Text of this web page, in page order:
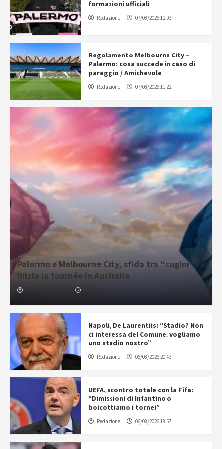
formazioni ufficiali
Redazione 07/08/2026 12:03
Regolamento Melbourne City –
Palermo: cosa succede in caso di
pareggio / Amichevole
Redazione 07/08/2026 11:22
Palermo e Melbourne City, sfida tra “cugini”:
inizia la tournée in Australia
Napoli, De Laurentiis: “Stadio? Non
ci interessa del Comune, vogliamo
uno stadio nostro”
Redazione 06/08/2026 20:43
UEFA, scontro totale con la Fifa:
“Dimissioni di Infantino o
boicottiamo i tornei”
Redazione 06/08/2026 18:57